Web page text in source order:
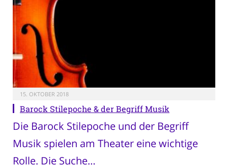
15. OKTOBER 2018
Barock Stilepoche & der Begriff Musik
Die Barock Stilepoche und der Begriff
Musik spielen am Theater eine wichtige
Rolle. Die Suche…